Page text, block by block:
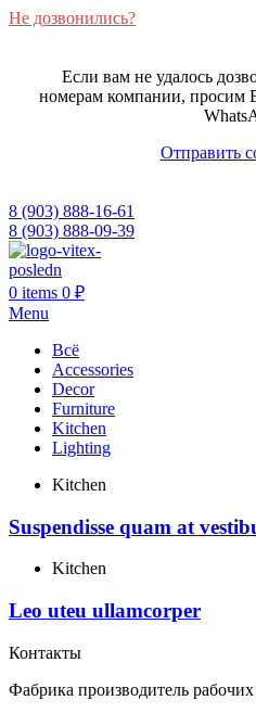
Не дозвонились?
Если вам не удалось
номерам компании, просим
Отправить
8 (903) 888-16-61
8 (903) 888-09-39
0 items 0 ₽
Menu
Всё
Accessories
Decor
Furniture
Kitchen
Lighting
Kitchen
Suspendisse quam at
Kitchen
Leo uteu ullamcorper
Контакты
Фабрика производитель